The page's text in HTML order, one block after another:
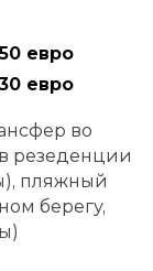
евро
евро
во
резеденции
пляжный
берегу,